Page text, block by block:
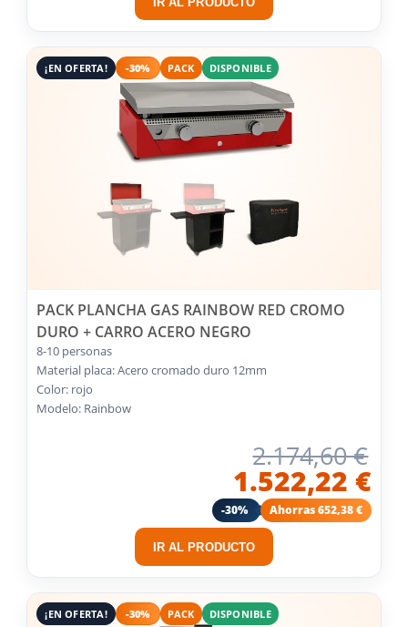
¡EN OFERTA! -30% PACK DISPONIBLE
PACK PLANCHA GAS RAINBOW RED CROMO
DURO + CARRO ACERO NEGRO
8-10 personas
Material placa: Acero cromado duro 12mm
Color: rojo
Modelo: Rainbow
2.174,60 €
1.522,22 €
-30% Ahorras 652,38 €
IR AL PRODUCTO
¡EN OFERTA! -30% PACK DISPONIBLE